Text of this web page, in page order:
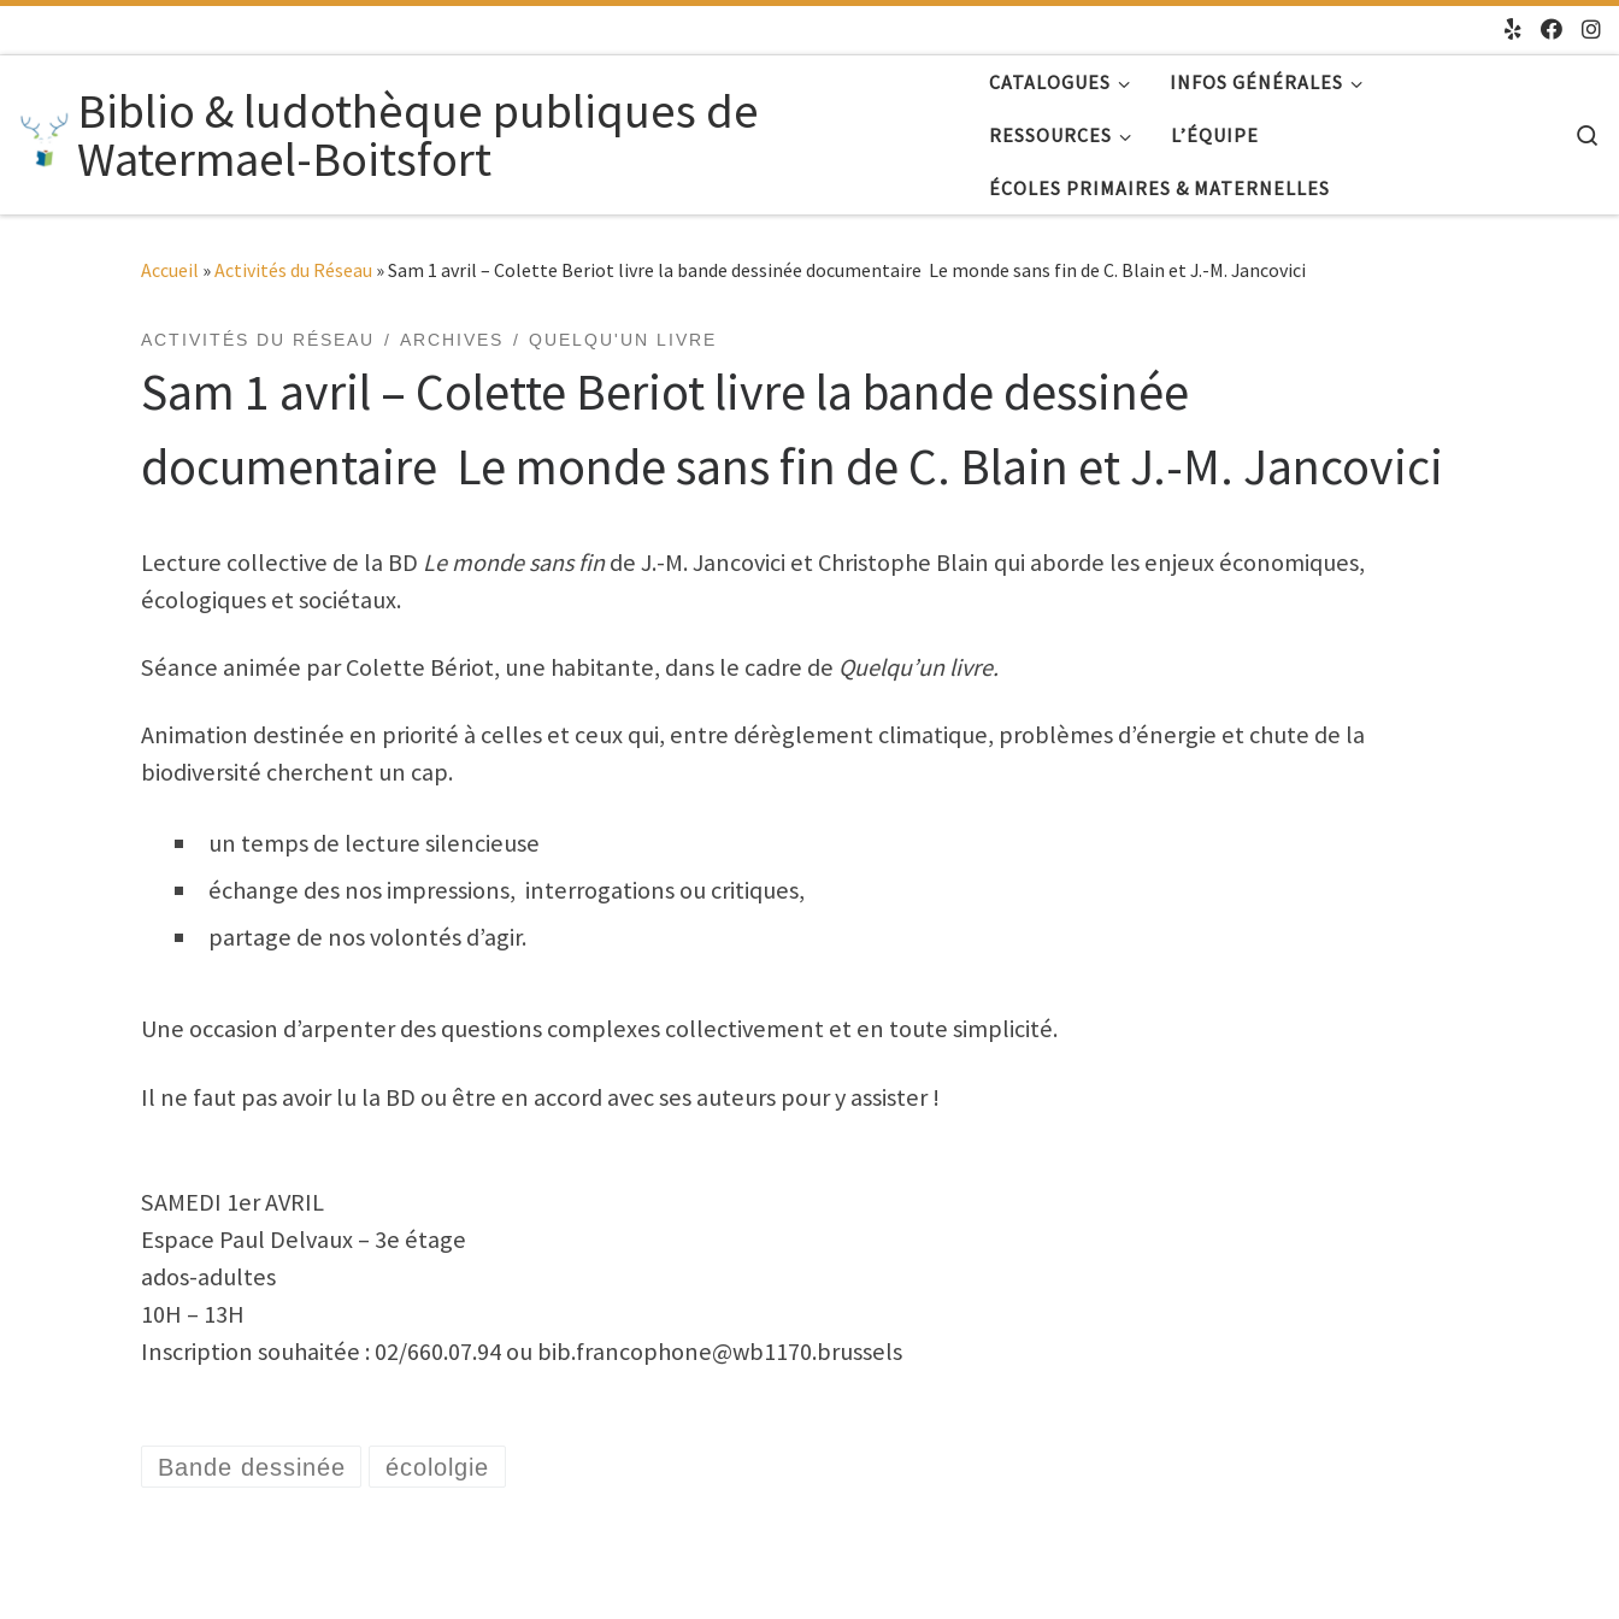
Biblio & ludothèque publiques de
Watermael-Boitsfort
CATALOGUES INFOS GÉNÉRALES
RESSOURCES L’ÉQUIPE
ÉCOLES PRIMAIRES & MATERNELLES
Accueil »Activités du Réseau »Sam 1 avril – Colette Beriot livre la bande dessinée documentaire Le monde sans fin de C. Blain et J.-M. Jancovici
ACTIVITÉS DU RÉSEAU ARCHIVES QUELQU'UN LIVRE
Sam 1 avril – Colette Beriot livre la bande dessinée
documentaire Le monde sans fin de C. Blain et J.-M. Jancovici
Lecture collective de la BD Le monde sans finde J.-M. Jancovici et Christophe Blain qui aborde les enjeux économiques,
écologiques et sociétaux.
Séance animée par Colette Bériot, une habitante, dans le cadre de Quelqu’un livre.
Animation destinée en priorité à celles et ceux qui, entre dérèglement climatique, problèmes d’énergie et chute de la
biodiversité cherchent un cap.
un temps de lecture silencieuse
échange des nos impressions, interrogations ou critiques,
partage de nos volontés d’agir.
Une occasion d’arpenter des questions complexes collectivement et en toute simplicité.
Il ne faut pas avoir lu la BD ou être en accord avec ses auteurs pour y assister !
SAMEDI 1er AVRIL
Espace Paul Delvaux – 3e étage
ados-adultes
10H – 13H
Inscription souhaitée : 02/660.07.94 ou bib.francophone@wb1170.brussels
Bande dessinée écololgie